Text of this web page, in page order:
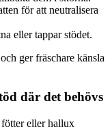
för att neutralisera
eller tappar stödet.
ger fräschare känsla
där det behövs
eller hallux